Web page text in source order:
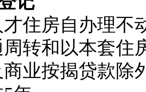
住房自办理不
周转和以本套
业按揭贷款除